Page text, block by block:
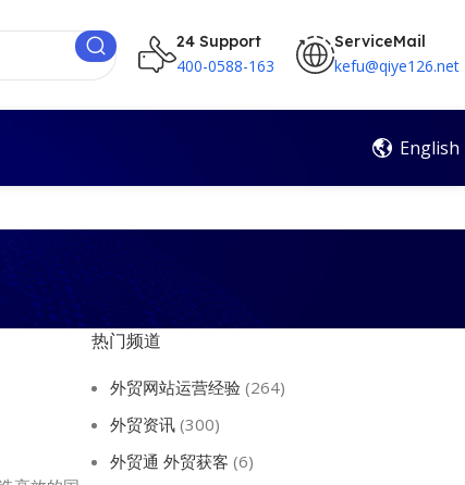
24 Support
400-0588-163
ServiceMail
kefu@qiye126.net
English
热门频道
外贸网站运营经验(264)
外贸资讯(300)
外贸通 外贸获客 (6)